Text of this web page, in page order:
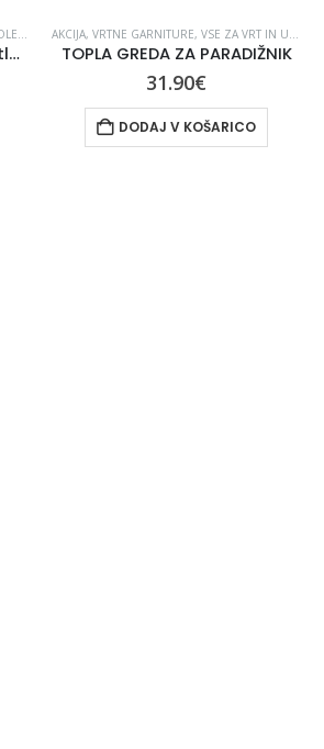
VRTNE GARNITURE
Ležalnik tekstilni SPA – svetlo zelen
AKCIJA, VRTNE GARNITURE, VSE ZA VRT IN UREJANJE OKOLICE
TOPLA GREDA ZA PARADIŽNIK
31.90€
DODAJ V KOŠARICO